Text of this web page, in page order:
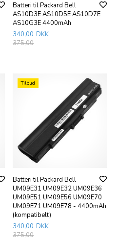
Batteri til Packard Bell
AS10D3E AS10D5E AS10D7E
AS10G3E 4400mAh
340,00 DKK
375,00
Tilbud
Batteri til Packard Bell
UM09E31 UM09E32 UM09E36
UM09E51 UM09E56 UM09E70
UM09E71 UM09E78 - 4400mAh
(kompatibelt)
340,00 DKK
375,00